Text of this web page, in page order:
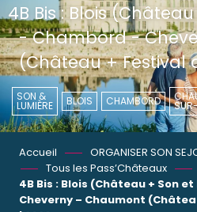
4B Bis : Blois
- Chambord -
(Château + Festival
SON &
LUMIÈRE BLOIS CHAMBORD
Accueil ORGANISER SON
Tous les Pass’Châteaux
4B Bis : Blois (Château + Son
Cheverny – Chaumont